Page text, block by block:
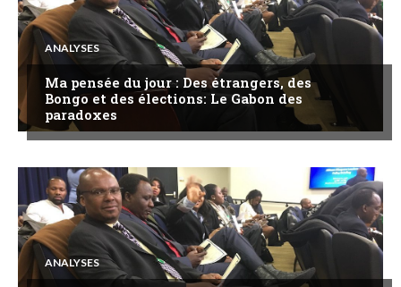
ANALYSES
Ma pensée du jour : Des étrangers, des
Bongo et des élections: Le Gabon des
paradoxes
ANALYSES